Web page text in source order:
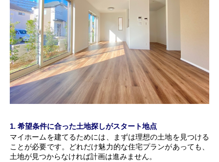
1. 希望条件に合った土地探しがスタート地点
マイホームを建てるためには、まずは理想の土地を見つける
ことが必要です。どれだけ魅力的な住宅プランがあっても、
土地が見つからなければ計画は進みません。